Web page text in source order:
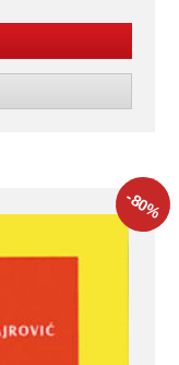
-80%